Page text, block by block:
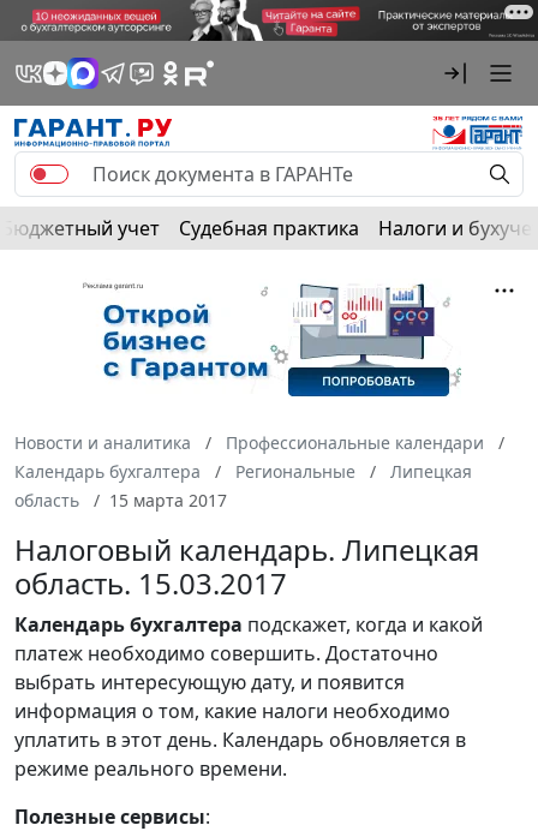
Бюджетный учет Судебная практика Налоги и
Новости и аналитика
Профессиональные календари
Календарь бухгалтера
Региональные
Липецкая
область
15 марта 2017
Налоговый календарь. Липецкая
область. 15.03.2017
Календарьбухгалтера подскажет, когда и какой
платеж необходимо совершить. Достаточно
выбрать интересующую дату, и появится
информация о том, какие налоги необходимо
уплатить в этот день. Календарь обновляется в
режиме реального времени.
Полезные сервисы: